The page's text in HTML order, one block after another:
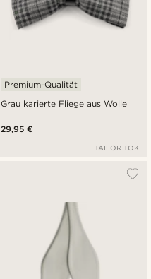
Grau karierte Fliege aus Wolle
Premium-Qualität
29,95 €
TAILOR TOKI